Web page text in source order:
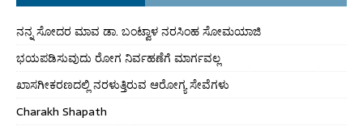
ನನ್ನ ಸೋದರ ಮಾವ ಡಾ. ಬಂಟ್ವಾಳ ನರಸಿಂಹ ಸೋಮಯಾಜಿ
ಭಯಪಡಿಸುವುದು ರೋಗ ನಿರ್ವಹಣೆಗೆ ಮಾರ್ಗವಲ್ಲ
ಖಾಸಗೀಕರಣದಲ್ಲಿ ನರಳುತ್ತಿರುವ ಆರೋಗ್ಯ ಸೇವೆಗಳು
Charakh Shapath